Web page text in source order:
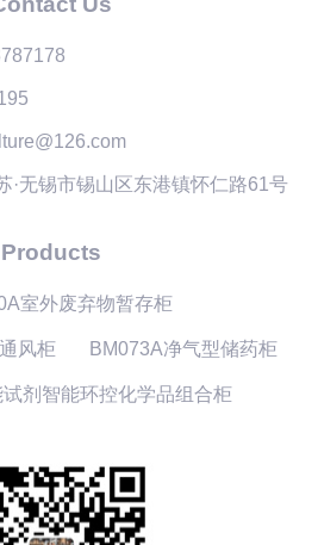
·无锡市锡山区东港镇怀仁路61号
Products
室外废弃物暂存柜
风柜 BM073A净气型储药柜
剂智能环控化学品组合柜